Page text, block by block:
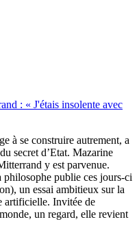
: « J'étais insolente avec
à se construire autrement, a
secret d’Etat. Mazarine
y est parvenue.
philosophe publie ces jours-ci
un essai ambitieux sur la
artificielle. Invitée de
un regard, elle revient